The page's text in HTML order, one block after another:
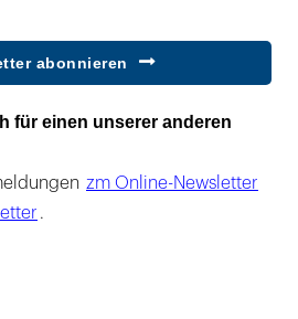
abonnieren
für einen unserer anderen
zm Online-Newsletter
.